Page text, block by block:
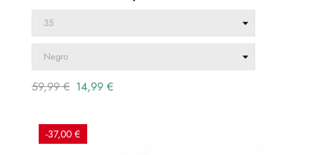
Precio
59,99 € Precio
14,99 €
-37,00 €